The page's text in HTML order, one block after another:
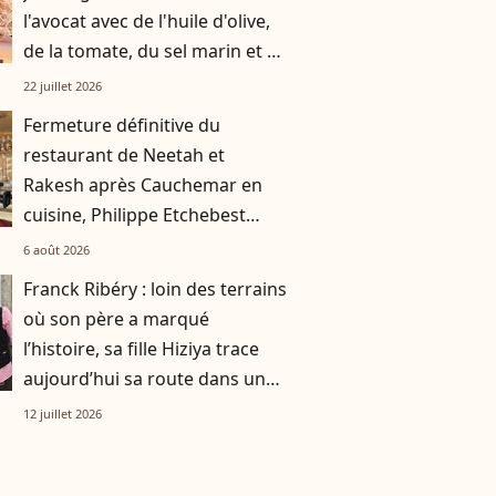
l'avocat avec de l'huile d'olive,
de la tomate, du sel marin et un
smoothie"
22 juillet 2026
Fermeture définitive du
restaurant de Neetah et
Rakesh après Cauchemar en
cuisine, Philippe Etchebest
pensait les avoir sauvés
6 août 2026
Franck Ribéry : loin des terrains
où son père a marqué
l’histoire, sa fille Hiziya trace
aujourd’hui sa route dans un
tout autre univers
12 juillet 2026